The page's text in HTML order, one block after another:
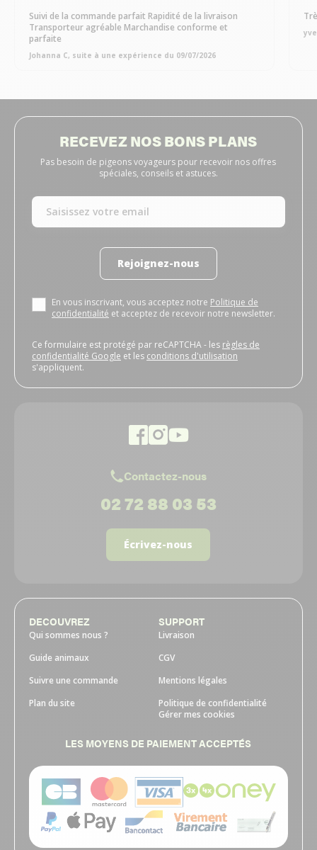
Suivi de la commande parfait Rapidité de la livraison
Transporteur agréable Marchandise conforme et
parfaite
Johanna C, suite à une expérience du 09/07/2026
RECEVEZ NOS BONS PLANS
Pas besoin de pigeons voyageurs pour recevoir nos offres
spéciales, conseils et astuces.
Rejoignez-nous
En vous inscrivant, vous acceptez notre Politique de
confidentialité et acceptez de recevoir notre newsletter.
Ce formulaire est protégé par reCAPTCHA - les règles de
confidentialité Google et les conditions d'utilisation
s'appliquent.
Contactez-nous
02 72 88 03 53
Écrivez-nous
DECOUVREZ
Qui sommes nous ?
Guide animaux
Suivre une commande
Plan du site
SUPPORT
Livraison
CGV
Mentions légales
Politique de confidentialité
Gérer mes cookies
LES MOYENS DE PAIEMENT ACCEPTÉS